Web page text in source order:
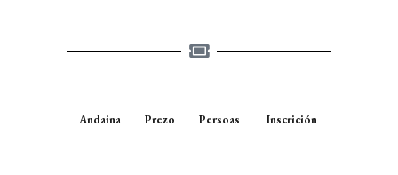
Andaina Prezo Persoas Inscrición